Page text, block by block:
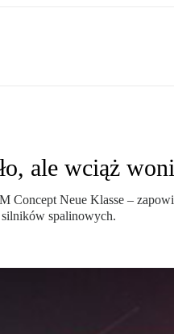
ale wciąż
Concept Neue Klasse –
silników spalinowych.